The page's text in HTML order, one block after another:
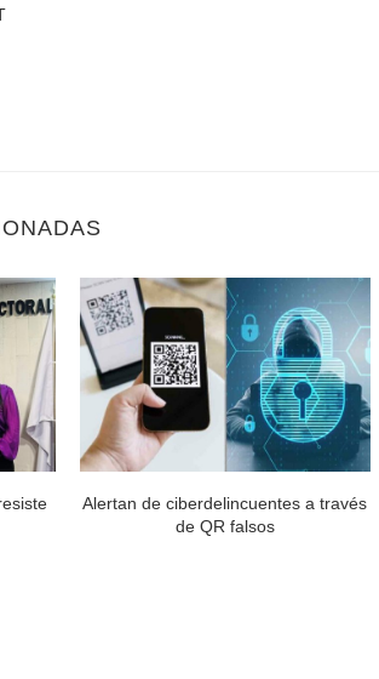
Alertan de ciberdelincuentes a través
de QR falsos